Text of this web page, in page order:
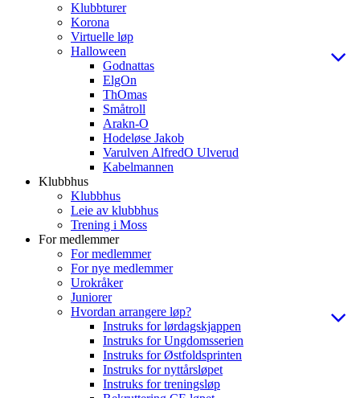
Klubbturer
Korona
Virtuelle løp
Halloween
Godnattas
ElgOn
ThOmas
Småtroll
Arakn-O
Hodeløse Jakob
Varulven AlfredO Ulverud
Kabelmannen
Klubbhus
Klubbhus
Leie av klubbhus
Trening i Moss
For medlemmer
For medlemmer
For nye medlemmer
Urokråker
Juniorer
Hvordan arrangere løp?
Instruks for lørdagskjappen
Instruks for Ungdomsserien
Instruks for Østfoldsprinten
Instruks for nyttårsløpet
Instruks for treningsløp